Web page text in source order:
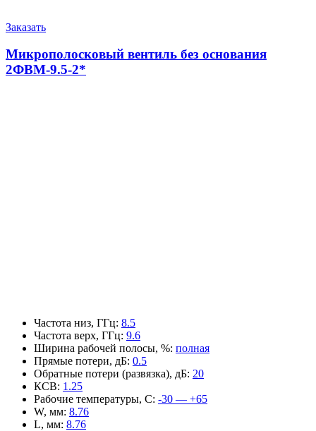
Заказать
Микрополосковый вентиль без основания
2ФВМ-9.5-2*
Частота низ, ГГц: 8.5
Частота верх, ГГц: 9.6
Ширина рабочей полосы, %: полная
Прямые потери, дБ: 0.5
Обратные потери (развязка), дБ: 20
КСВ: 1.25
Рабочие температуры, С: -30 — +65
W, мм: 8.76
L, мм: 8.76